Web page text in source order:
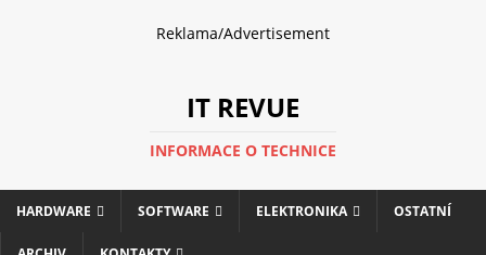
Reklama/Advertisement
IT REVUE
INFORMACE O TECHNICE
HARDWARE SOFTWARE ELEKTRONIKA OSTATNÍ